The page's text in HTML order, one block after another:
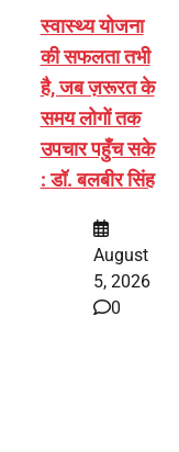
स्वास्थ्य योजना
की सफलता तभी
है, जब ज़रूरत के
समय लोगों तक
उपचार पहुँच सके
: डॉ. बलबीर सिंह
August
5, 2026
0